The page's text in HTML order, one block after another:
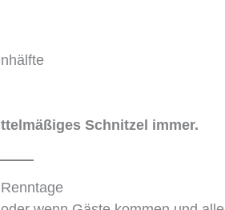
Schnitzel immer.